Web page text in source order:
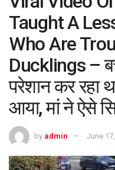
Taught A
Who Are
Ducklings –
परेशान कर रहा
आया, मां ने ऐसे
by admin June